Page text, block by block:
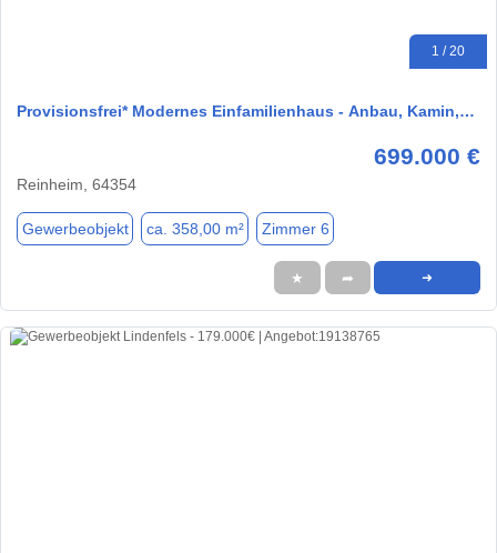
1 / 20
Provisionsfrei* Modernes Einfamilienhaus - Anbau, Kamin,…
699.000 €
Reinheim, 64354
Gewerbeobjekt ca. 358,00 m² Zimmer 6
★ ➦ ➜